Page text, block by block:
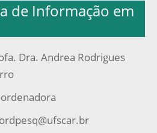
de Informação em
Dra. Andrea Rodrigues